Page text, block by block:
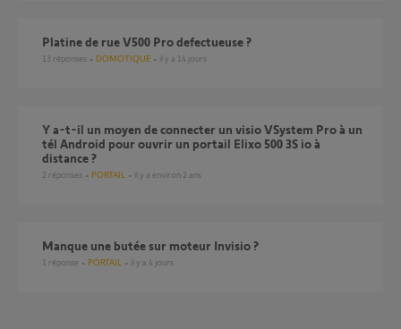
platine de rue V500 Pro defectueuse ?
13 réponses DOMOTIQUE il y a 14 jours
Y a-t-il un moyen de connecter un visio VSystem Pro à un
tél Android pour ouvrir un portail Elixo 500 3S io à
distance ?
2 réponses PORTAIL il y a environ 2 ans
Manque une butée sur moteur Invisio ?
1 réponse PORTAIL il y a 4 jours